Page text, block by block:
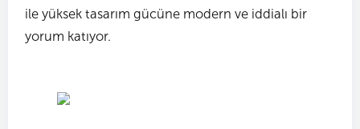
ile yüksek tasarım gücüne modern ve iddialı bir
yorum katıyor.